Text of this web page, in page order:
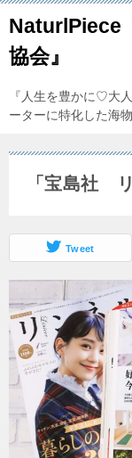
NaturlPiece
協会』
『人生を豊かに♡大
ーターに特化した海
「宝島社
Tweet